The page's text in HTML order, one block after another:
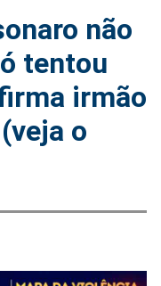
não
tentou
irmão
o